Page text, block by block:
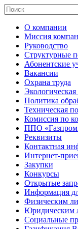
О компании
Миссия
Руководство
Структурные
Абонентские
Вакансии
Охрана труда
Политика
Техническая
Комиссия по
ППО «Газпром
Реквизиты
Контактная
Интернет-
Закупки
Конкурсы
Открытые
Информация
Физическим
Юридическим
Социальные